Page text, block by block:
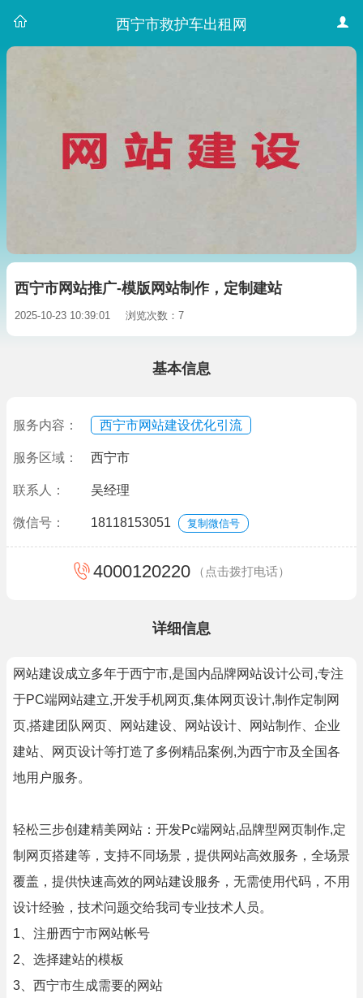
西宁市救护车出租网
西宁市网站推广-模版网站制作，定制建站
2025-10-23 10:39:01 浏览次数：7
基本信息
服务内容： 西宁市网站建设优化引流
服务区域： 西宁市
联系人： 吴经理
微信号： 18118153051 复制微信号
4000120220 （点击拨打电话）
详细信息
网站建设成立多年于西宁市,是国内品牌网站设计公司,专注
于PC端网站建立,开发手机网页,集体网页设计,制作定制网
页,搭建团队网页、网站建设、网站设计、网站制作、企业
建站、网页设计等打造了多例精品案例,为西宁市及全国各
地用户服务。
轻松三步创建精美网站：开发Pc端网站,品牌型网页制作,定
制网页搭建等，支持不同场景，提供网站高效服务，全场景
覆盖，提供快速高效的网站建设服务，无需使用代码，不用
设计经验，技术问题交给我司专业技术人员。
1、注册西宁市网站帐号
2、选择建站的模板
3、西宁市生成需要的网站